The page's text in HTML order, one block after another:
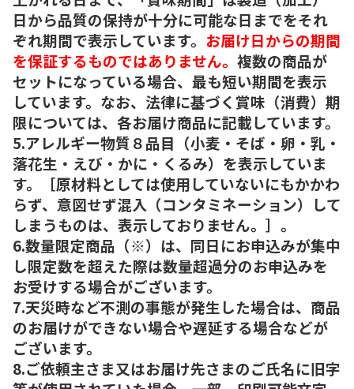
日から品質の保持が十分に可能な日までをそれ
ぞれ期間で表示しています。 お届け日からの期間
を保証するものではありません。 複数の商品が
セットになっている場合、最も短い期間を表示
しています。なお、法律に基づく賞味（消費）期
限については、各お届け商品に記載しています。
5.アレルギー物質８品目（小麦・そば・卵・乳・
落花生・えび・かに・くるみ）を表示していま
す。［原材料としては使用していないにもかかわ
らず、意図せず混入（コンタミネーション）して
しまうものは、表示しておりません。］。
6.数量限定商品（※）は、同日にお申込みが集中
し限定数を超えた際は数量超過分のお申込みを
お受けする場合がございます。
7.天災時など不測の事態が発生した場合は、商品
のお届けができない場合や遅延する場合などが
ございます。
8.ご依頼主さま又はお届け先さまのご氏名に旧字